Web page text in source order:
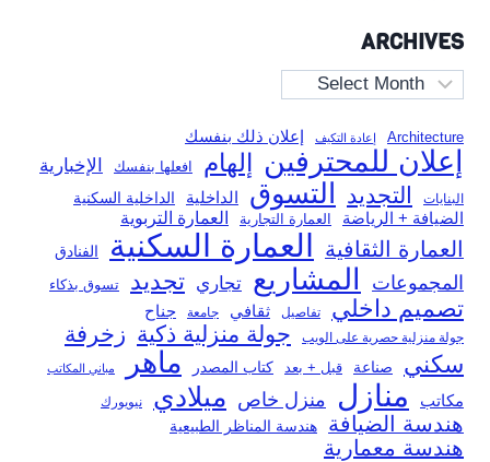
ARCHIVES
Archives
Architecture إعادة التكيف إعلان ذلك بنفسك
إعلان للمحترفين إلهام افعلها بنفسك الإخبارية
البنايات التجديد التسوق الداخلية الداخلية السكنية
الضيافة + الرياضة العمارة التجارية العمارة التربوية
العمارة الثقافية العمارة السكنية الفنادق
المجموعات المشاريع تجاري تجديد تسوق بذكاء
تصميم داخلي تفاصيل ثقافي جامعة جناح
جولة منزلية حصرية على الويب جولة منزلية ذكية زخرفة
سكني صناعة قبل + بعد كتاب المصدر ماهر مباني المكاتب
مكاتب منازل منزل خاص ميلادي نيويورك
هندسة الضيافة هندسة المناظر الطبيعية
هندسة معمارية